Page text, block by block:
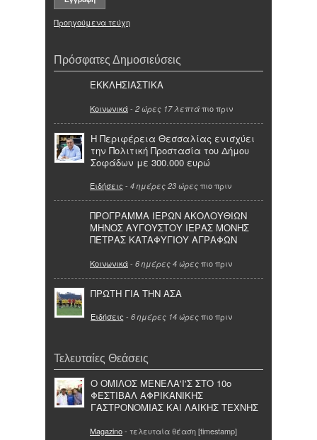
Προηγούμενα τεύχη
Πρόσφατες Δημοσιεύσεις
ΕΚΚΛΗΣΙΑΣΤΙΚΑ
Κοινωνικά- 2 ώρες 17 λεπτά πιο πριν
Η Περιφέρεια Θεσσαλίας ενισχύει
την Πολιτική Προστασία του Δήμου
Σοφάδων με 300.000 ευρώ
Ειδήσεις - 4 ημέρες 23 ώρες πιο πριν
ΠΡΟΓΡΑΜΜΑ ΙΕΡΩΝ ΑΚΟΛΟΥΘΙΩΝ
ΜΗΝΟΣ ΑΥΓΟΥΣΤΟΥ ΙΕΡΑΣ ΜΟΝΗΣ
ΠΕΤΡΑΣ ΚΑΤΑΦΥΓΙΟΥ ΑΓΡΑΦΩΝ
Κοινωνικά- 6 ημέρες 4 ώρες πιο πριν
ΠΡΩΤΗ ΓΙΑ ΤΗΝ ΑΣΑ
Ειδήσεις - 6 ημέρες 14 ώρες πιο πριν
Τελευταίες Θεάσεις
Ο ΟΜΙΛΟΣ ΜΕNEΛΑ'Ι'Σ ΣΤΟ 10ο
ΦΕΣΤΙΒΑΛ ΑΦΡΙΚΑΝΙΚΗΣ
ΓΑΣΤΡΟΝΟΜΙΑΣ ΚΑΙ ΛΑΙΚΗΣ ΤΕΧΝΗΣ
Magazino- τελευταία θέαση [timestamp]